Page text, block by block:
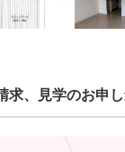
求、見学のお申